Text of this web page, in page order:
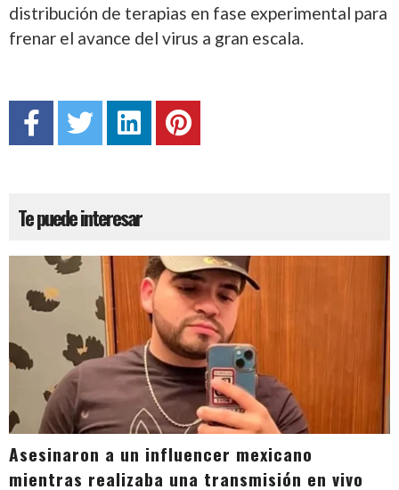
distribución de terapias en fase experimental para
frenar el avance del virus a gran escala.
Te puede interesar
Asesinaron a un influencer mexicano
mientras realizaba una transmisión en vivo